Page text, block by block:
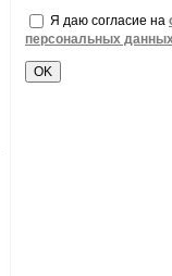
Я даю согласие на
персональных